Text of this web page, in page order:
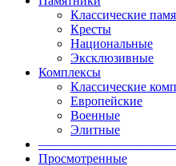
Классические
Кресты
Национальные
Эксклюзивные
Комплексы
Классические
Европейские
Военные
Элитные
Просмотренные